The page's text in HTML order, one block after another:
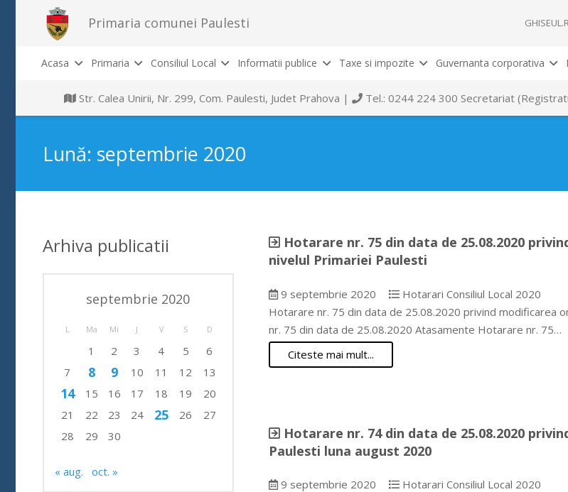
Primaria comunei Paulesti
Acasa Primaria Consiliul Local Informatii publice Taxe si impozite Guvernanta corporativa
Str. Calea Unirii, Nr. 299, Com. Paulesti, Judet Prahova | Tel.: 0244 224 300 Secretariat
Lună: septembrie 2020
Hotarare nr. 75 din data de 25.08.2020
nivelul Primariei Paulesti
9 septembrie 2020
Hotarari Consiliul Local 2020
Hotarare nr. 75 din data de 25.08.2020 privind modificarea
nr. 75 din data de 25.08.2020 Atasamente Hotarare nr. 75…
Citeste mai mult...
Hotarare nr. 74 din data de 25.08.2020
Paulesti luna august 2020
9 septembrie 2020
Hotarari Consiliul Local 2020
Arhiva publicatii
septembrie 2020
L Ma Mi J V S D
1 2 3 4 5
6
7
8 9 10 11 12 13
14 15 16 17 18 19
20
21
22 23 24 25 26
27
28
29 30
« aug. oct. »